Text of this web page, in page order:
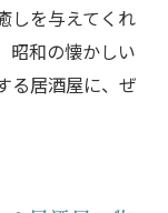
しを与えてくれ
昭和の懐かしい
る居酒屋に、ぜ